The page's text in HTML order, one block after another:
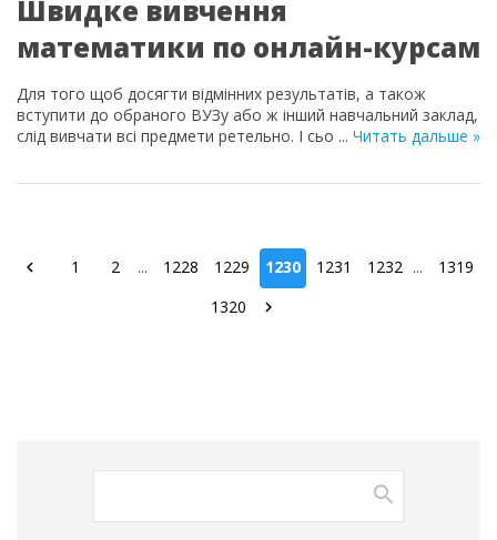
Швидке вивчення
математики по онлайн-курсам
Для того щоб досягти відмінних результатів, а також
вступити до обраного ВУЗу або ж інший навчальний заклад,
слід вивчати всі предмети ретельно. І сьо ... Читать дальше »
1 2 ... 1228 1229 1230 1231 1232 ...
1319
1320